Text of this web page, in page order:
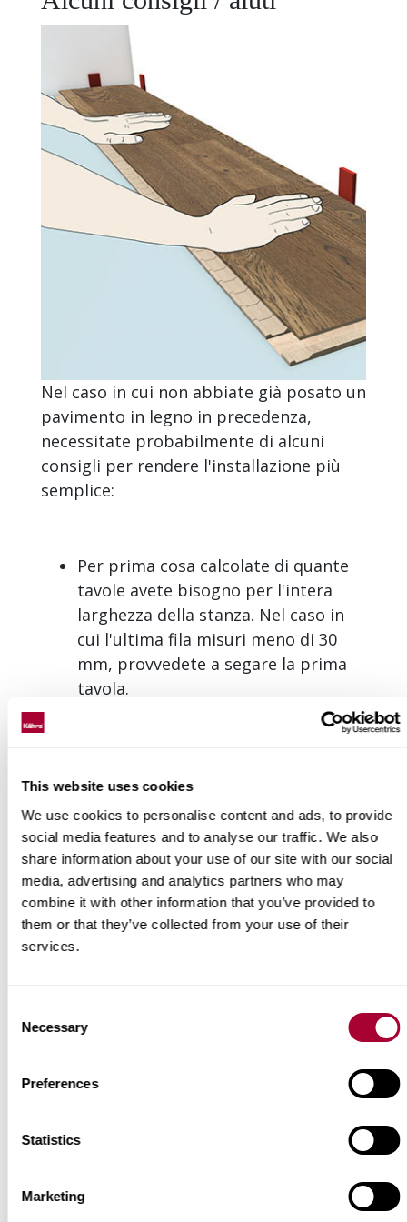
This website uses cookies
We use cookies to personalise content and ads, to provide
social media features and to analyse our traffic. We also
share information about your use of our site with our social
media, advertising and analytics partners who may
combine it with other information that you’ve provided to
them or that they’ve collected from your use of their
services.
Selection
Necessary
Preferences
Statistics
Marketing
Nel caso in cui non abbiate già posato un
pavimento in legno in precedenza,
necessitate probabilmente di alcuni
consigli per rendere l'installazione più
semplice:
Per prima cosa calcolate di quante
tavole avete bisogno per l'intera
larghezza della stanza. Nel caso in
cui l'ultima fila misuri meno di 30
mm, provvedete a segare la prima
tavola.
Aprite alcuni pacchi e mischiate le
Controllate che le tavole non
abbiano difetti.
Posate le tavole seguendo la
lunghezza della stanza.
Controllate che sia stato lasciato il
giunto di dilatazione tra parete e
essere posato verso la stanza.
20°-30°.
per assicurarvi il bloccaggio del lato